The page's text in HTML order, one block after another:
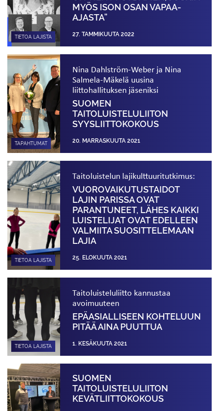
TIETOA LAJISTA
MYÖS ISON OSAN VAPAA-
AJASTA”
27. TAMMIKUUTA 2022
TAPAHTUMAT
Nina Dahlström-Weber ja Nina
Salmela-Mäkelä uusina
liittohallituksen jäseniksi
SUOMEN
TAITOLUISTELULIITON
SYYSLIITTOKOKOUS
20. MARRASKUUTA 2021
TIETOA LAJISTA
Taitoluistelun lajikulttuuritutkimus:
VUOROVAIKUTUS­TAIDOT
LAJIN PARISSA OVAT
PARANTUNEET, LÄHES KAIKKI
LUISTELIJAT OVAT EDELLEEN
VALMIITA SUOSITTELEMAAN
LAJIA
25. ELOKUUTA 2021
TIETOA LAJISTA
Taitoluisteluliitto kannustaa
avoimuuteen
EPÄASIALLISEEN KOHTELUUN
PITÄÄ AINA PUUTTUA
1. KESÄKUUTA 2021
SUOMEN
TAITOLUISTELULIITON
KEVÄTLIITTOKOKOUS